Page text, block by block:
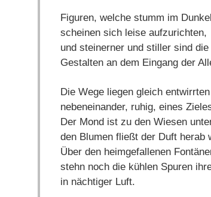
Figuren, welche stumm im
scheinen sich leise aufzurichten,
und steinerner und stiller sind
Gestalten an dem Eingang der
Die Wege liegen gleich
nebeneinander, ruhig, eines
Der Mond ist zu den Wiesen
den Blumen fließt der Duft herab
Über den heimgefallenen
stehn noch die kühlen Spuren
in nächtiger Luft.